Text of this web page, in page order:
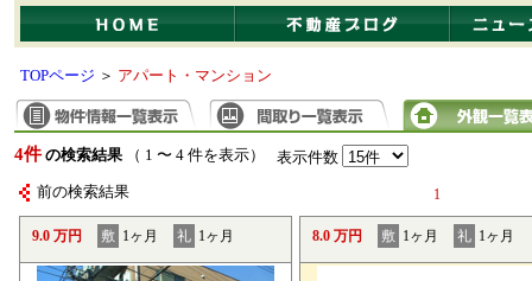
TOPページ ＞ アパート・マンション
4件 の検索結果 （ 1 〜 4 件を表示） 表示件数
前の検索結果 1
9.0 万円 敷 1ヶ月 礼 1ヶ月 8.0 万円 敷 1ヶ月 礼 1ヶ月